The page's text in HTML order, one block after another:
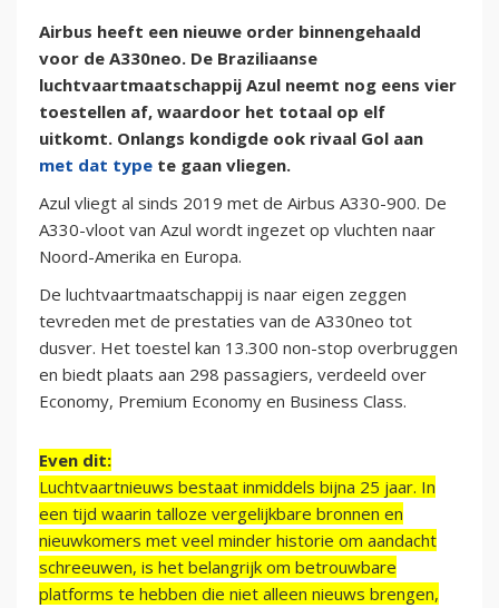
Airbus heeft een nieuwe order binnengehaald
voor de A330neo. De Braziliaanse
luchtvaartmaatschappij Azul neemt nog eens vier
toestellen af, waardoor het totaal op elf
uitkomt. Onlangs kondigde ook rivaal Gol aan
met dat type te gaan vliegen.
Azul vliegt al sinds 2019 met de Airbus A330-900. De
A330-vloot van Azul wordt ingezet op vluchten naar
Noord-Amerika en Europa.
De luchtvaartmaatschappij is naar eigen zeggen
tevreden met de prestaties van de A330neo tot
dusver. Het toestel kan 13.300 non-stop overbruggen
en biedt plaats aan 298 passagiers, verdeeld over
Economy, Premium Economy en Business Class.
Even dit:
Luchtvaartnieuws bestaat inmiddels bijna 25 jaar. In
een tijd waarin talloze vergelijkbare bronnen en
nieuwkomers met veel minder historie om aandacht
schreeuwen, is het belangrijk om betrouwbare
platforms te hebben die niet alleen nieuws brengen,